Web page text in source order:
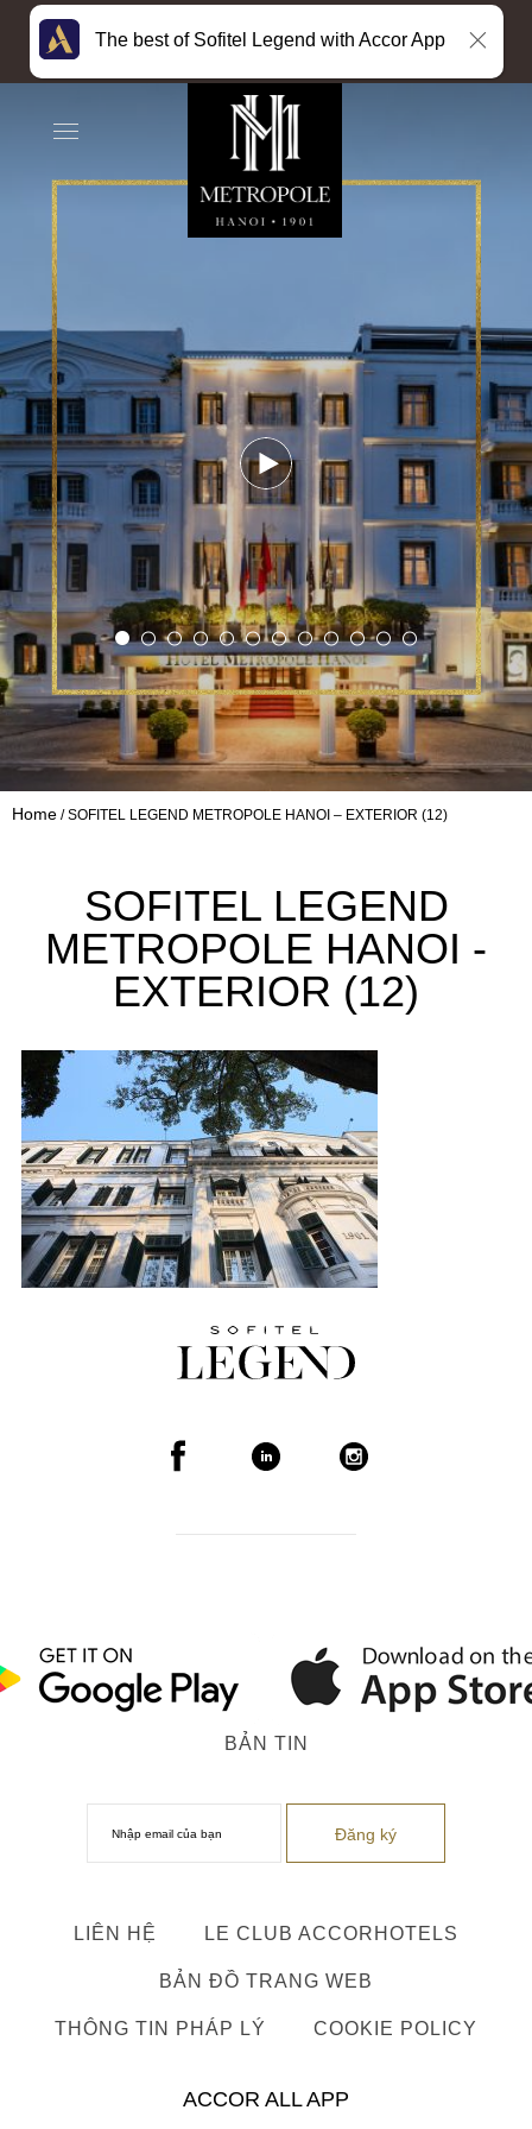
Home SOFITEL LEGEND METROPOLE HANOI – EXTERIOR (12)
SOFITEL LEGEND
METROPOLE HANOI -
EXTERIOR (12)
BẢN TIN
LIÊN HỆ LE CLUB ACCORHOTELS
BẢN ĐỒ TRANG WEB
THÔNG TIN PHÁP LÝ COOKIE POLICY
ACCOR ALL APP
The best of Sofitel Legend with Accor App